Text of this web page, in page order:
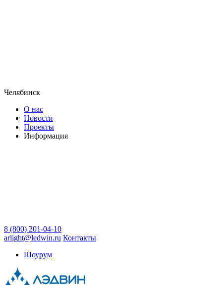
Челябинск
О нас
Новости
Проекты
Информация
8 (800) 201-04-10
arlight@ledwin.ru Контакты
Шоурум